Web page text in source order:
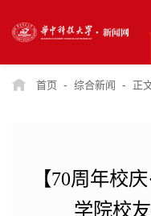
首页 - 综合新闻 - 正
【70周年校
学院校